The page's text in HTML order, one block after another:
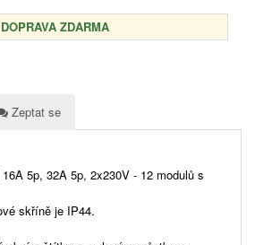
DOPRAVA ZDARMA
Zeptat se
5p, 32A 5p, 2x230V - 12 modulů s
skříně je IP44.